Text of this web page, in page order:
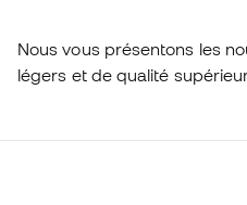
Nous vous présentons les
légers et de qualité